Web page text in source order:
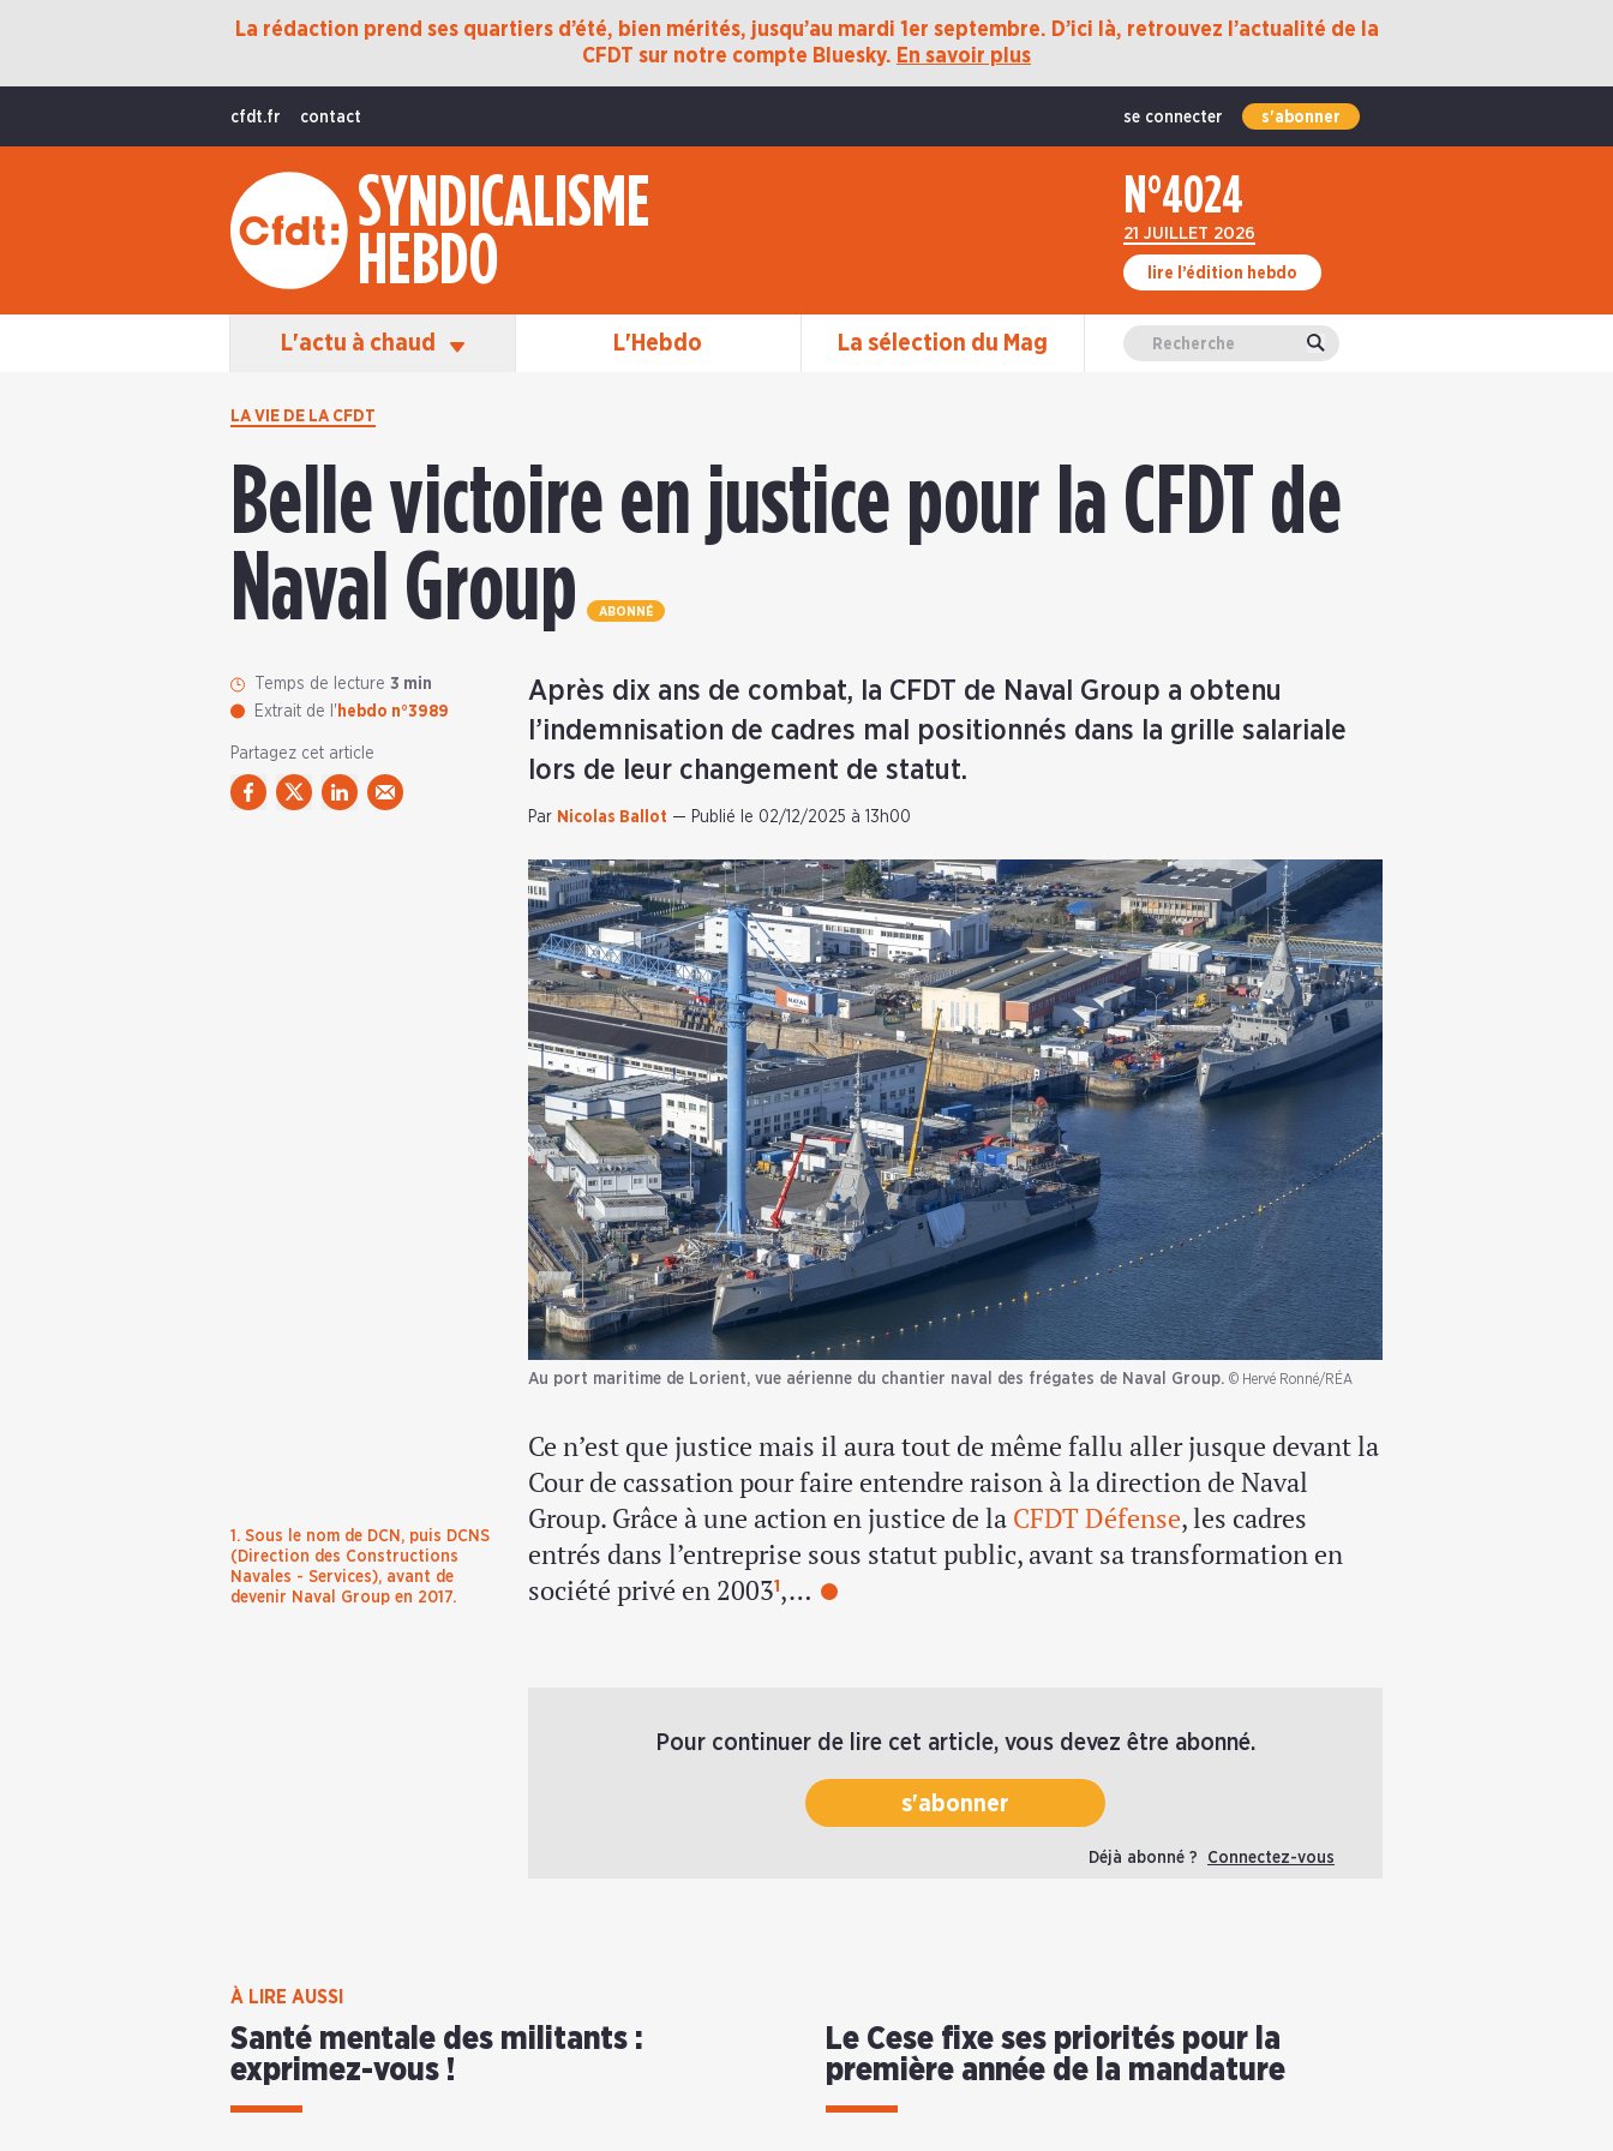
La rédaction prend ses quartiers d’été, bien mérités, jusqu’au mardi 1er septembre. D’ici là, retrouvez l’actualité de la
CFDT sur notre compte Bluesky. En savoir plus
cfdt.fr contact se connecter s'abonner
SYNDICALISME
HEBDO
N°4024
21 JUILLET 2026
lire l’édition hebdo
L'actu à chaud
Protection Sociale
International
La Vie De La CFDT
Les Équipes En Action L'Hebdo La sélection du Mag Valider
LA VIE DE LA CFDT
Belle victoire en justice pour la CFDT de
Naval Group
ABONNÉ
Temps de lecture 3 min
Extrait de l' hebdo n°3989
Partagez cet article
Après dix ans de combat, la CFDT de Naval Group a obtenu
l’indemnisation de cadres mal positionnés dans la grille salariale
lors de leur changement de statut.
Par Nicolas Ballot — Publié le 02/12/2025 à 13h00
Au port maritime de Lorient, vue aérienne du chantier naval des frégates de Naval Group. © Hervé Ronné/RÉA
1. Sous le nom de DCN, puis DCNS
(Direction des Constructions
Navales - Services), avant de
devenir Naval Group en 2017.
Ce n’est que justice mais il aura tout de même fallu aller jusque devant la
Cour de cassation pour faire entendre raison à la direction de Naval
Group. Grâce à une action en justice de la CFDT Défense, les cadres
entrés dans l’entreprise sous statut public, avant sa transformation en
société privé en 20031 ,…
Pour continuer de lire cet article, vous devez être abonné.
s'abonner
Déjà abonné ? Connectez-vous
À LIRE AUSSI
Santé mentale des militants :
exprimez-vous !
Le Cese fixe ses priorités pour la
première année de la mandature